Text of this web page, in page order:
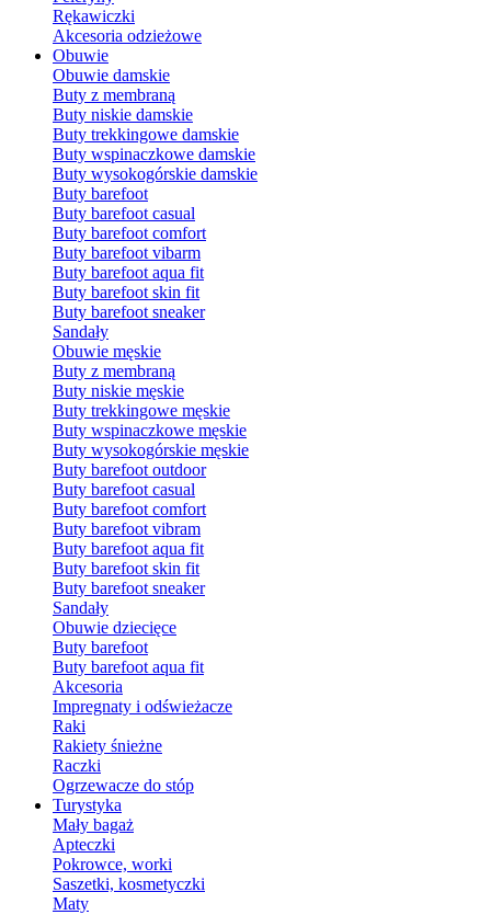
Rękawiczki
Akcesoria odzieżowe
Obuwie
Obuwie damskie
Buty z membraną
Buty niskie damskie
Buty trekkingowe damskie
Buty wspinaczkowe damskie
Buty wysokogórskie damskie
Buty barefoot
Buty barefoot casual
Buty barefoot comfort
Buty barefoot vibarm
Buty barefoot aqua fit
Buty barefoot skin fit
Buty barefoot sneaker
Sandały
Obuwie męskie
Buty z membraną
Buty niskie męskie
Buty trekkingowe męskie
Buty wspinaczkowe męskie
Buty wysokogórskie męskie
Buty barefoot outdoor
Buty barefoot casual
Buty barefoot comfort
Buty barefoot vibram
Buty barefoot aqua fit
Buty barefoot skin fit
Buty barefoot sneaker
Sandały
Obuwie dziecięce
Buty barefoot
Buty barefoot aqua fit
Akcesoria
Impregnaty i odświeżacze
Raki
Rakiety śnieżne
Raczki
Ogrzewacze do stóp
Turystyka
Mały bagaż
Apteczki
Pokrowce, worki
Saszetki, kosmetyczki
Maty